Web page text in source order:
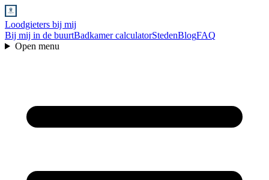
Loodgieters bij mij
Bij mij in de buurtBadkamer calculatorStedenBlogFAQ
Open menu